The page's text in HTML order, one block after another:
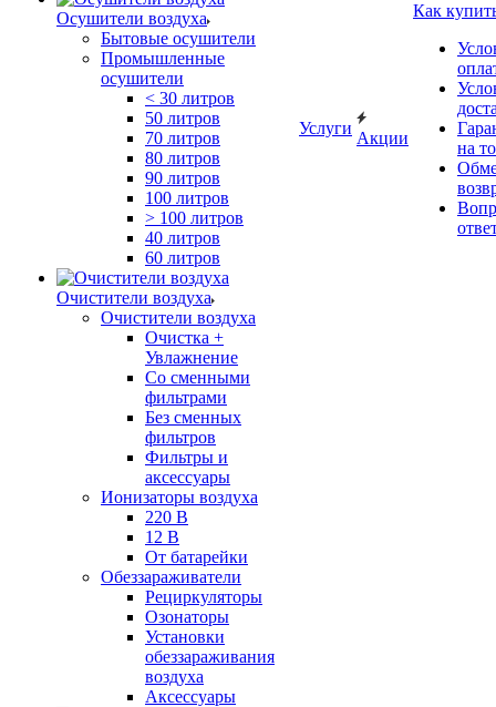
Осушители воздуха
Бытовые осушители
Промышленные
осушители
< 30 литров
50 литров
70 литров
80 литров
90 литров
100 литров
> 100 литров
40 литров
60 литров
Очистители воздуха
Очистители воздуха
Очистка +
Увлажнение
Cо сменными
фильтрами
Без сменных
фильтров
Фильтры и
аксессуары
Ионизаторы воздуха
220 В
12 В
От батарейки
Обеззараживатели
Рециркуляторы
Озонаторы
Установки
обеззараживания
воздуха
Аксессуары
Услуги
Акции
Как
на